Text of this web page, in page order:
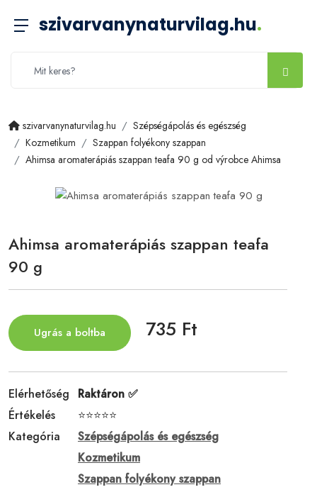
szivarvanynaturvilag.hu.
szivarvanynaturvilag.hu
Szépségápolás és egészség
Kozmetikum
Szappan folyékony szappan
Ahimsa aromaterápiás szappan teafa 90 g od výrobce Ahimsa
Ahimsa aromaterápiás szappan teafa
90 g
Ugrás a boltba 735 Ft
Elérhetőség
Raktáron ✅
Értékelés
⭐⭐⭐⭐⭐
Kategória
Szépségápolás és egészség
Kozmetikum
Szappan folyékony szappan